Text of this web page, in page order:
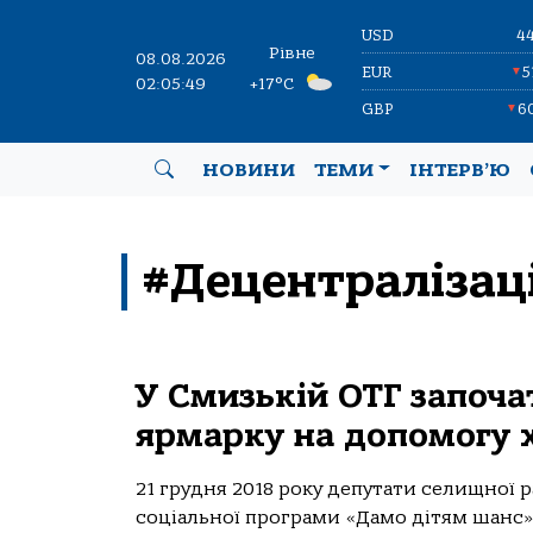
08.08.2026
02:05:50
Рівне
+17°C
USD
EUR ▼
GBP ▼
НОВИНИ ТЕМИ ІНТЕРВ’Ю
У Смизькій ОТГ
ярмарку на допомогу
21 грудня 2018 року депутати
соціальної програми «Дамо дітям